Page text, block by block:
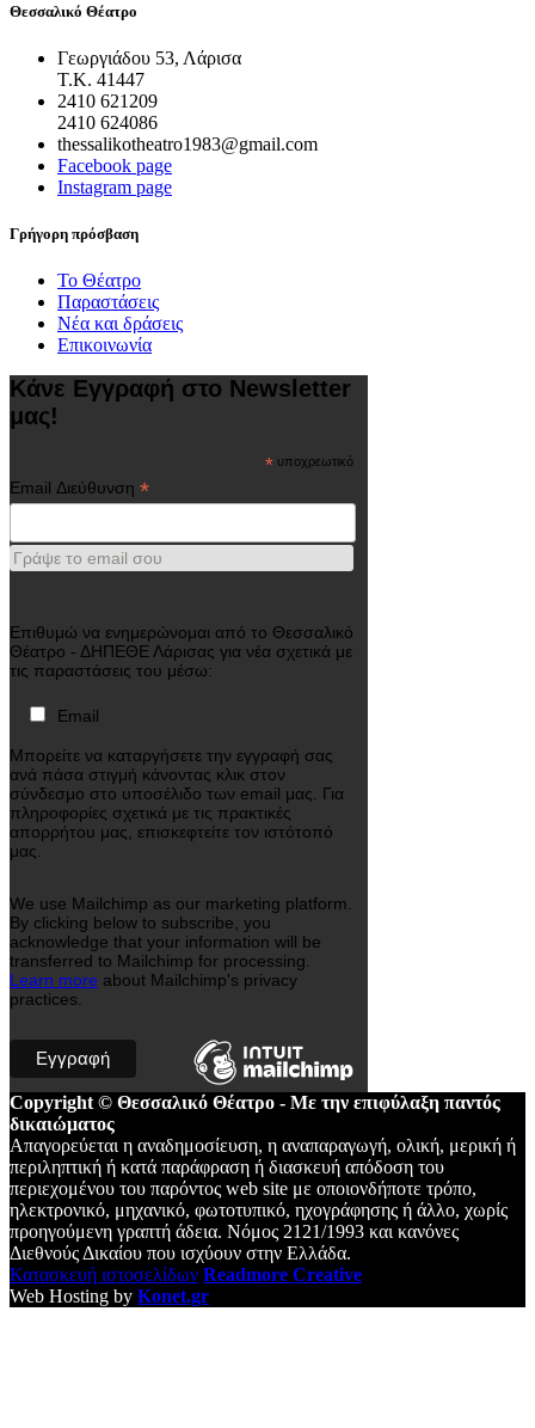
Θεσσαλικό Θέατρο
Γεωργιάδου 53, Λάρισα
Τ.Κ. 41447
2410 621209
2410 624086
thessalikotheatro1983@gmail.com
Facebook page
Instagram page
Γρήγορη πρόσβαση
Το Θέατρο
Παραστάσεις
Νέα και δράσεις
Επικοινωνία
Κάνε Εγγραφή στο Newsletter
μας!
* υποχρεωτικό
Email Διεύθυνση *
Γράψε το email σου
Επιθυμώ να ενημερώνομαι από το Θεσσαλικό
Θέατρο - ΔΗΠΕΘΕ Λάρισας για νέα σχετικά με
τις παραστάσεις του μέσω:
Email
Μπορείτε να καταργήσετε την εγγραφή σας
ανά πάσα στιγμή κάνοντας κλικ στον
σύνδεσμο στο υποσέλιδο των email μας. Για
πληροφορίες σχετικά με τις πρακτικές
απορρήτου μας, επισκεφτείτε τον ιστότοπό
μας.
We use Mailchimp as our marketing platform.
By clicking below to subscribe, you
acknowledge that your information will be
transferred to Mailchimp for processing.
Learn more about Mailchimp's privacy
practices.
Copyright © Θεσσαλικό Θέατρο - Με την επιφύλαξη παντός
δικαιώματος
Απαγορεύεται η αναδημοσίευση, η αναπαραγωγή, ολική, μερική ή
περιληπτική ή κατά παράφραση ή διασκευή απόδοση του
περιεχομένου του παρόντος web site με οποιονδήποτε τρόπο,
ηλεκτρονικό, μηχανικό, φωτοτυπικό, ηχογράφησης ή άλλο, χωρίς
προηγούμενη γραπτή άδεια. Νόμος 2121/1993 και κανόνες
Διεθνούς Δικαίου που ισχύουν στην Ελλάδα.
Κατασκευή ιστοσελίδων Readmore Creative
Web Hosting by Konet.gr